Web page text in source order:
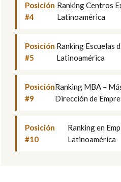
Posición
#4
Ranking Centros
Latinoamérica
Posición
#5
Ranking Escuelas
Latinoamérica
Posición
#9
Ranking MBA –
Dirección de
Posición
#10
Ranking en
Latinoamérica